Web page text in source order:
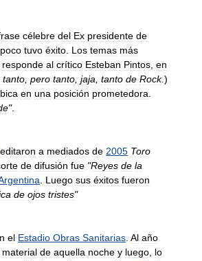
célebre del Ex presidente de
tuvo éxito Los temas más
responde al crítico Esteban Pintos en
tanto pero tanto jaja tanto de Rock.)
en una posición prometedora
".
editaron a mediados de 2005 Toro
de difusión fue "Reyes de la
Luego sus éxitos fueron
de ojos tristes"
el Estadio Obras Sanitarias Al año
material de aquella noche y luego lo